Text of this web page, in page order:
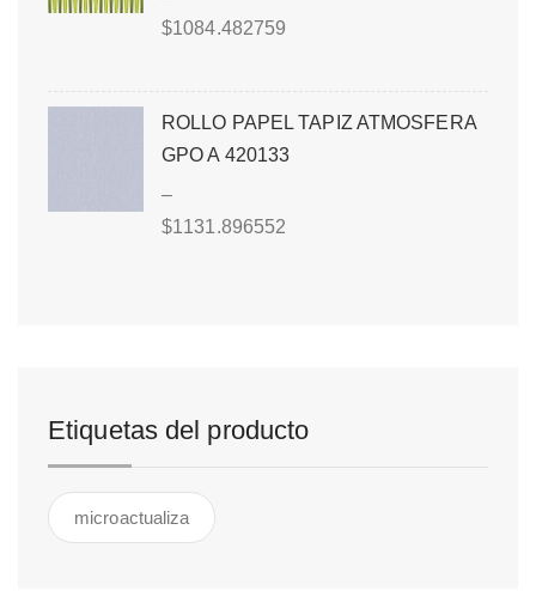
$1084.482759
ROLLO PAPEL TAPIZ ATMOSFERA
GPO A 420133
–
$1131.896552
Etiquetas del producto
microactualiza